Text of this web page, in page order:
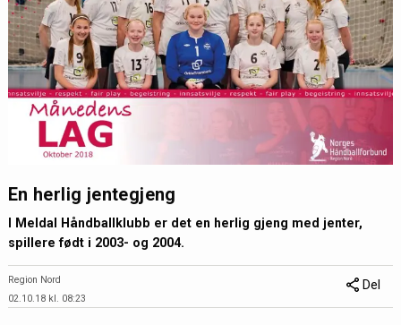
En herlig jentegjeng
I Meldal Håndballklubb er det en herlig gjeng med jenter,
spillere født i 2003- og 2004.
Region Nord
02.10.18 kl. 08:23
Del